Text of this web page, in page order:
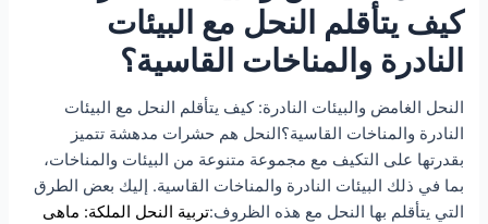
كيف يتأقلم النحل مع البيئات
النادرة والمناخات القاسية؟
النحل الغامض والبيئات النادرة: كيف يتأقلم النحل مع البيئات
النادرة والمناخات القاسية؟النحل هم حشرات مدهشة تتميز
بقدرتها على التكيف مع مجموعة متنوعة من البيئات والمناخات،
بما في ذلك البيئات النادرة والمناخات القاسية. إليك بعض الطرق
التي يتأقلم بها النحل مع هذه الظروف:تربية النحل الملكة: ماهى